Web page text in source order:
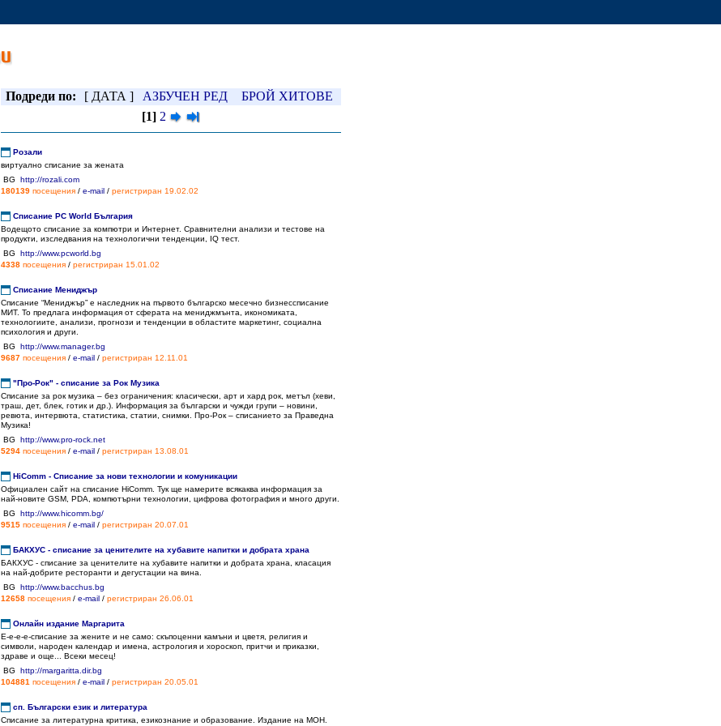
Подреди по: [ ДАТА ] АЗБУЧЕН РЕД
БРОЙ ХИТОВЕ
[1] 2
Розали
виртуално списание за жената
BG
http://rozali.com
180139посещения / e-mail / регистриран 19.02.02
Списание PC World България
Водещото списание за компютри и Интернет. Сравнителни анализи и тестове на
продукти, изследвания на технологични тенденции, IQ тест.
BG
http://www.pcworld.bg
4338посещения / регистриран 15.01.02
Списание Мениджър
Списание “Мениджър” е наследник на първото българско месечно бизнессписание
МИТ. То предлага информация от сферата на мениджмънта, икономиката,
технологиите, анализи, прогнози и тенденции в областите маркетинг, социална
психология и други.
BG
http://www.manager.bg
9687посещения / e-mail / регистриран 12.11.01
"Про-Рок" - списание за Рок Музика
Списание за рок музика – без ограничения: класически, арт и хард рок, метъл (хеви,
траш, дет, блек, готик и др.). Информация за български и чужди групи – новини,
ревюта, интервюта, статистика, статии, снимки. Про-Рок – списанието за Праведна
Музика!
BG
http://www.pro-rock.net
5294посещения / e-mail / регистриран 13.08.01
HiComm - Списание за нови технологии и комуникации
Официален сайт на списание HiComm. Тук ще намерите всякаква информация за
най-новите GSM, PDA, компютърни технологии, цифрова фотография и много други.
BG
http://www.hicomm.bg/
9515посещения / e-mail / регистриран 20.07.01
БАКХУС - списание за ценителите на хубавите напитки и добрата храна
БАКХУС - списание за ценителите на хубавите напитки и добрата храна, класация
на най-добрите ресторанти и дегустации на вина.
BG
http://www.bacchus.bg
12658посещения / e-mail / регистриран 26.06.01
Онлайн издание Маргарита
Е-е-е-е-списание за жените и не само: скъпоценни камъни и цветя, религия и
символи, народен календар и имена, астрология и хороскоп, притчи и приказки,
здраве и още... Всеки месец!
BG
http://margaritta.dir.bg
104881посещения / e-mail / регистриран 20.05.01
сп. Български език и литература
Списание за литературна критика, езикознание и образование. Издание на МОН.